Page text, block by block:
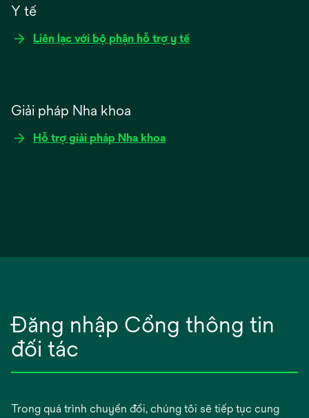
Y tế
Liên lạc với bộ phận hỗ trợ y tế
Giải pháp Nha khoa
Hỗ trợ giải pháp Nha khoa
Đăng nhập Cổng thông tin
đối tác
Trong quá trình chuyển đổi, chúng tôi sẽ tiếp tục cung